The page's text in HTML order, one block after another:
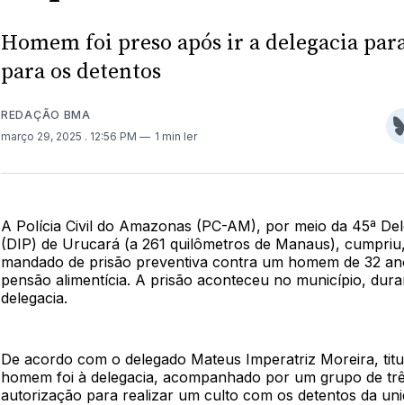
Homem foi preso após ir a delegacia
para os detentos
REDAÇÃO BMA
março 29, 2025 . 12:56 PM 1 min ler
A Polícia Civil do Amazonas (PC-AM), por meio da 45ª
(DIP) de Urucará (a 261 quilômetros de Manaus),
mandado de prisão preventiva contra um homem de 32
pensão alimentícia. A prisão aconteceu no município,
delegacia.
De acordo com o delegado Mateus Imperatriz Moreira,
homem foi à delegacia, acompanhado por um grupo de
autorização para realizar um culto com os detentos da